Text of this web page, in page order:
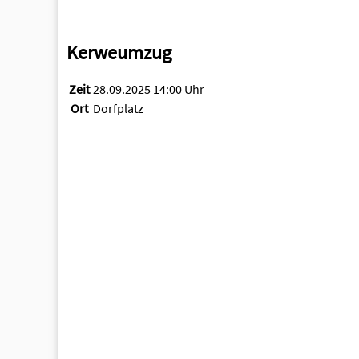
Kerweumzug
Zeit 28.09.2025 14:00 Uhr
Ort Dorfplatz